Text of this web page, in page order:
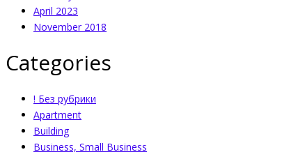
April 2023
November 2018
Categories
! Без рубрики
Apartment
Building
Business, Small Business